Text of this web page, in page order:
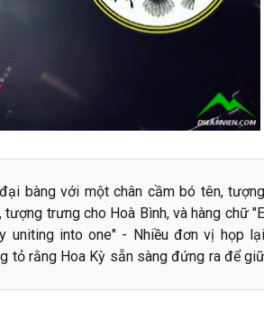
bàng với một chân cầm bó tên, tượng
trưng cho Hoà Bình, và hàng chữ "E
uniting into one" - Nhiều đơn vị họp lại
tỏ rằng Hoa Kỳ sẵn sàng đứng ra để giữ